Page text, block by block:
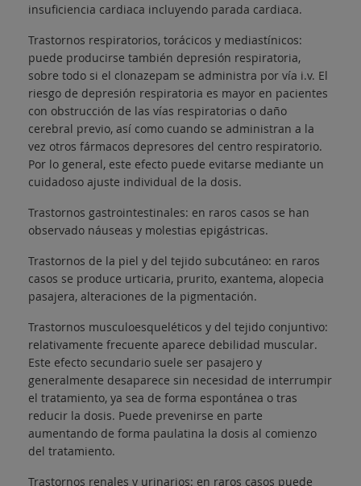
insuficiencia cardiaca incluyendo parada cardiaca.
Trastornos respiratorios, torácicos y mediastínicos:
puede producirse también depresión respiratoria,
sobre todo si el clonazepam se administra por vía i.v. El
riesgo de depresión respiratoria es mayor en pacientes
con obstrucción de las vías respiratorias o daño
cerebral previo, así como cuando se administran a la
vez otros fármacos depresores del centro respiratorio.
Por lo general, este efecto puede evitarse mediante un
cuidadoso ajuste individual de la dosis.
Trastornos gastrointestinales: en raros casos se han
observado náuseas y molestias epigástricas.
Trastornos de la piel y del tejido subcutáneo: en raros
casos se produce urticaria, prurito, exantema, alopecia
pasajera, alteraciones de la pigmentación.
Trastornos musculoesqueléticos y del tejido conjuntivo:
relativamente frecuente aparece debilidad muscular.
Este efecto secundario suele ser pasajero y
generalmente desaparece sin necesidad de interrumpir
el tratamiento, ya sea de forma espontánea o tras
reducir la dosis. Puede prevenirse en parte
aumentando de forma paulatina la dosis al comienzo
del tratamiento.
Trastornos renales y urinarios: en raros casos puede